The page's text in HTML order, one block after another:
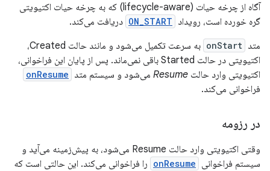
آگاه از چرخه حیات (lifecycle-aware) که به چرخه حیات اکتیویتی
گره خورده است، رویداد ON_START دریافت می‌کند.
متد onStart
به سرعت تکمیل می‌شود و مانند حالت Created،
اکتیویتی در حالت Started باقی نمی‌ماند. پس از پایان این فراخوانی،
اکتیویتی وارد حالت Resume می‌شود و سیستم متد onResume
فراخوانی می‌کند.
در رزومه
وقتی اکتیویتی وارد حالت Resume می‌شود، به پیش‌زمینه می‌آید و
سیستم فراخوانی onResume را فراخوانی می‌کند. این حالتی است که